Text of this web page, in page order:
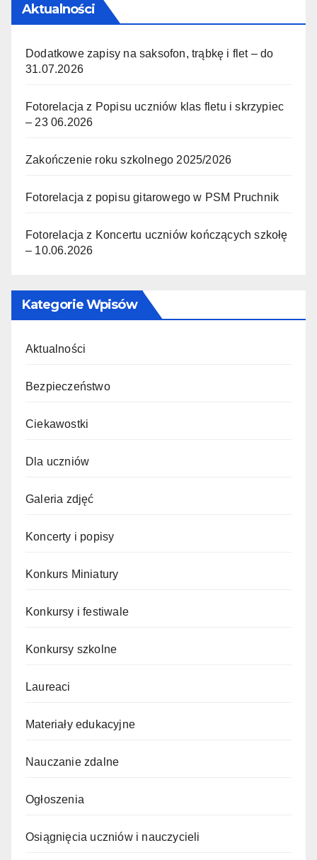
Aktualności
Dodatkowe zapisy na saksofon, trąbkę i flet – do
31.07.2026
Fotorelacja z Popisu uczniów klas fletu i skrzypiec
– 23 06.2026
Zakończenie roku szkolnego 2025/2026
Fotorelacja z popisu gitarowego w PSM Pruchnik
Fotorelacja z Koncertu uczniów kończących szkołę
– 10.06.2026
Kategorie Wpisów
Aktualności
Bezpieczeństwo
Ciekawostki
Dla uczniów
Galeria zdjęć
Koncerty i popisy
Konkurs Miniatury
Konkursy i festiwale
Konkursy szkolne
Laureaci
Materiały edukacyjne
Nauczanie zdalne
Ogłoszenia
Osiągnięcia uczniów i nauczycieli